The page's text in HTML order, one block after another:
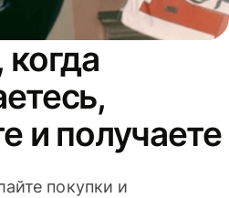
и получаете
покупки и